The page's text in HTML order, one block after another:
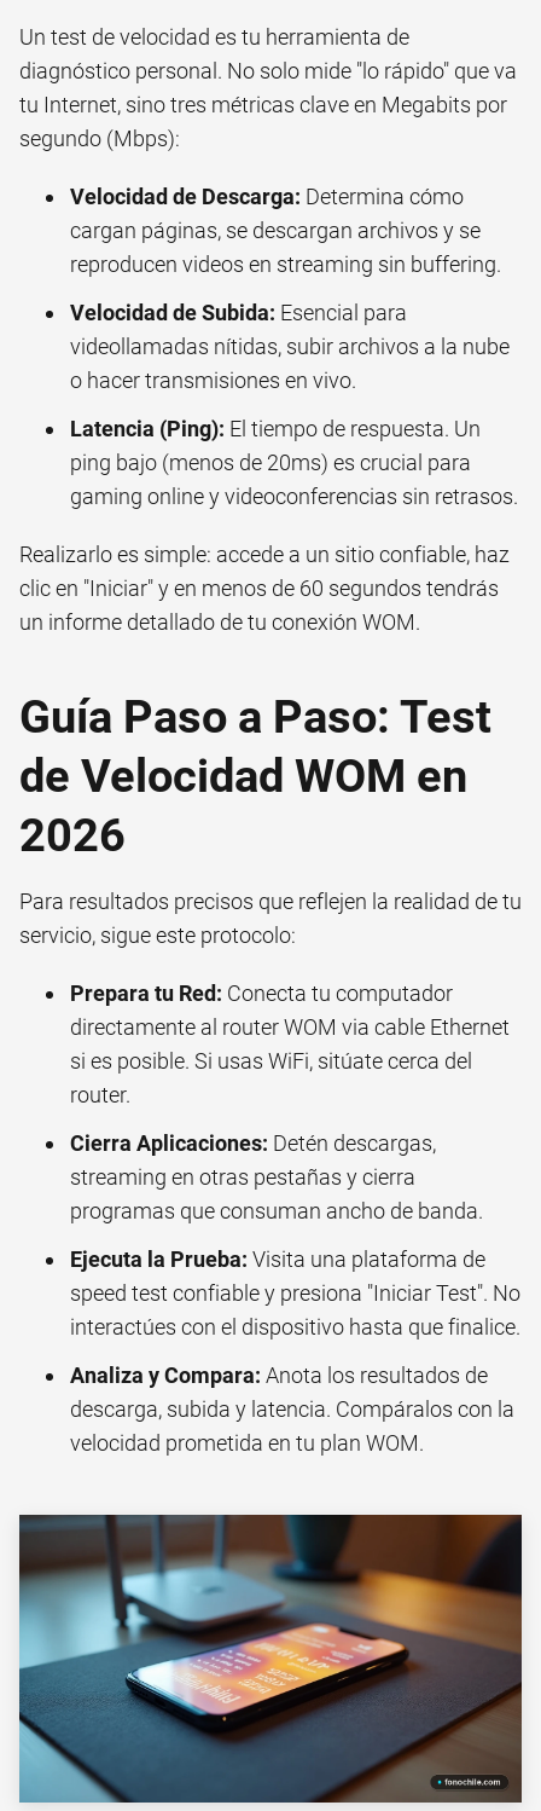
Un test de velocidad es tu herramienta de
diagnóstico personal. No solo mide "lo rápido" que va
tu Internet, sino tres métricas clave en Megabits por
segundo (Mbps):
Velocidad de Descarga: Determina cómo
cargan páginas, se descargan archivos y se
reproducen videos en streaming sin buffering.
Velocidad de Subida: Esencial para
videollamadas nítidas, subir archivos a la nube
o hacer transmisiones en vivo.
Latencia (Ping): El tiempo de respuesta. Un
ping bajo (menos de 20ms) es crucial para
gaming online y videoconferencias sin retrasos.
Realizarlo es simple: accede a un sitio confiable, haz
clic en "Iniciar" y en menos de 60 segundos tendrás
un informe detallado de tu conexión WOM.
Guía Paso a Paso: Test
de Velocidad WOM en
2026
Para resultados precisos que reflejen la realidad de tu
servicio, sigue este protocolo:
Prepara tu Red: Conecta tu computador
directamente al router WOM via cable Ethernet
si es posible. Si usas WiFi, sitúate cerca del
router.
Cierra Aplicaciones: Detén descargas,
streaming en otras pestañas y cierra
programas que consuman ancho de banda.
Ejecuta la Prueba: Visita una plataforma de
speed test confiable y presiona "Iniciar Test". No
interactúes con el dispositivo hasta que finalice.
Analiza y Compara: Anota los resultados de
descarga, subida y latencia. Compáralos con la
velocidad prometida en tu plan WOM.